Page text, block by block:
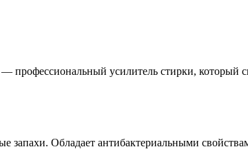
профессиональный усилитель стирки, который
запахи. Обладает антибактериальными